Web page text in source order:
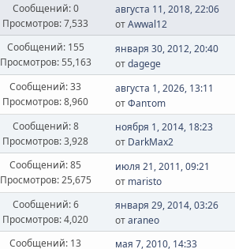
Сообщений: 0
Просмотров: 7,533
августа 11, 2018, 22:06
отAwwal12
Сообщений: 155
Просмотров: 55,163
января 30, 2012, 20:40
отdagege
Сообщений: 33
Просмотров: 8,960
августа 1, 2026, 13:11
отΦanτοm
Сообщений: 8
Просмотров: 3,928
ноября 1, 2014, 18:23
от DarkMax2
Сообщений: 85
Просмотров: 25,675
июля 21, 2011, 09:21
от maristo
Сообщений: 6
Просмотров: 4,020
января 29, 2014, 03:26
отaraneo
Сообщений: 13
мая 7, 2010, 14:33